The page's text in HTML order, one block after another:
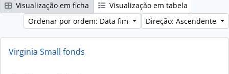
Visualização em ficha
Visualização em tabela
Ordenar por ordem: Data fim
Direção: Ascendente
Virginia Small fonds